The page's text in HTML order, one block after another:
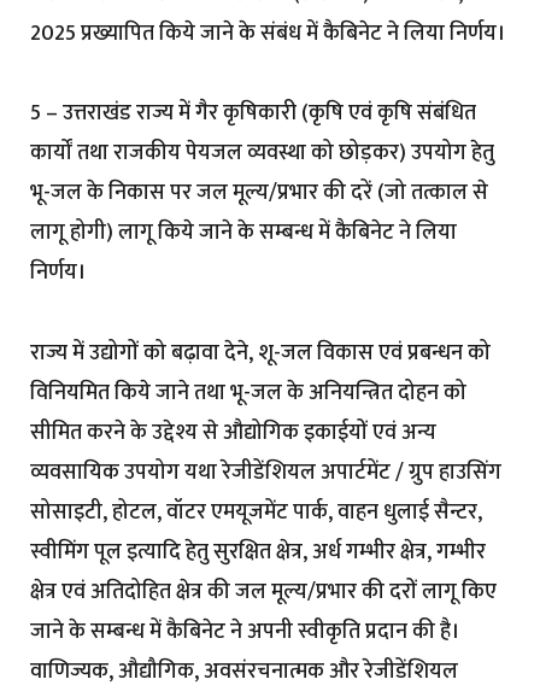
2025 प्रख्यापित किये जाने के संबंध में कैबिनेट ने लिया निर्णय।
5 – उत्तराखंड राज्य में गैर कृषिकारी (कृषि एवं कृषि संबंधित
कार्यों तथा राजकीय पेयजल व्यवस्था को छोड़कर) उपयोग हेतु
भू-जल के निकास पर जल मूल्य/प्रभार की दरें (जो तत्काल से
लागू होगी) लागू किये जाने के सम्बन्ध में कैबिनेट ने लिया
निर्णय।
राज्य में उद्योगों को बढ़ावा देने, शू-जल विकास एवं प्रबन्धन को
विनियमित किये जाने तथा भू-जल के अनियन्त्रित दोहन को
सीमित करने के उद्देश्य से औद्योगिक इकाईयों एवं अन्य
व्यवसायिक उपयोग यथा रेजीडेंशियल अपार्टमेंट / ग्रुप हाउसिंग
सोसाइटी, होटल, वॉटर एमयूजमेंट पार्क, वाहन धुलाई सैन्टर,
स्वीमिंग पूल इत्यादि हेतु सुरक्षित क्षेत्र, अर्ध गम्भीर क्षेत्र, गम्भीर
क्षेत्र एवं अतिदोहित क्षेत्र की जल मूल्य/प्रभार की दरों लागू किए
जाने के सम्बन्ध में कैबिनेट ने अपनी स्वीकृति प्रदान की है।
वाणिज्यक, औद्यौगिक, अवसंरचनात्मक और रेजीडेंशियल